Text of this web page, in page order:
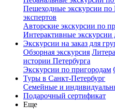
Пешеходные экскурсии по
экспертов
Авторские экскурсии по
Интерактивные экскурсии
Экскурсии на заказ для
Обзорная экскурсия
истории Петербурга
Экскурсии по пригородам
Туры в Санкт-Петербург
Семейные и
Подарочный сертификат
Еще